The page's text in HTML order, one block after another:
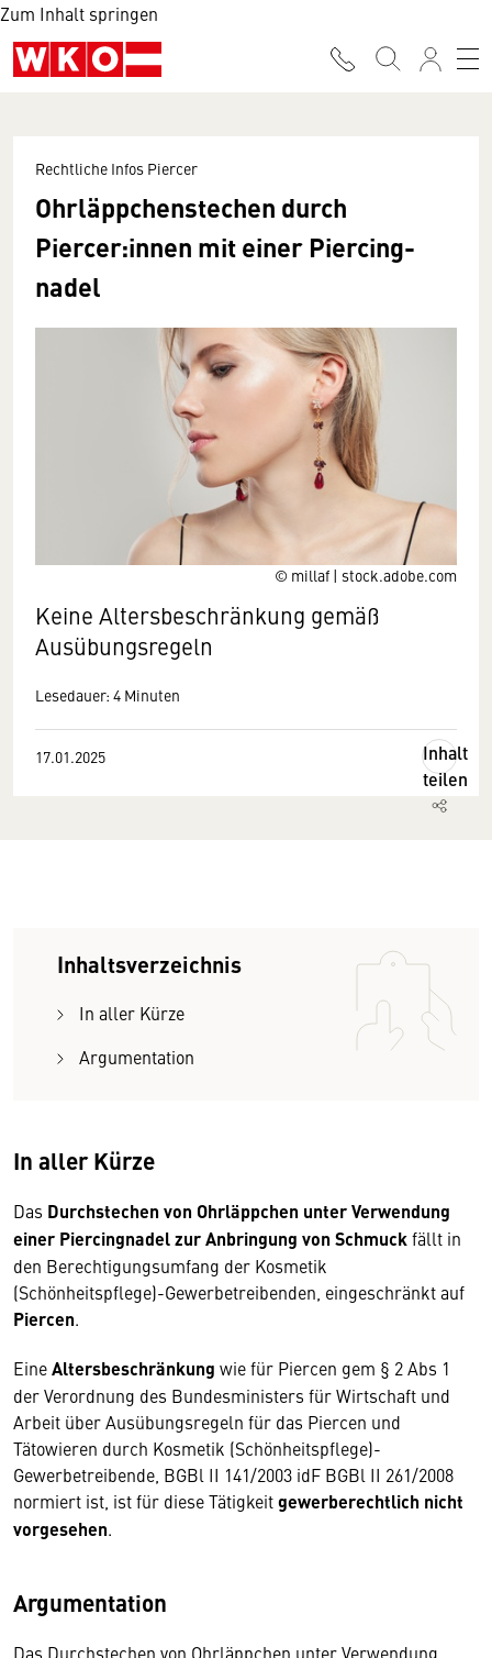
Zum Inhalt springen
© millaf | stock.adobe.com
Rechtliche Infos Piercer
Ohrläppchen­stechen durch
Piercer:innen mit einer Piercing­
nadel
Keine Altersbeschränkung gemäß
Ausübungsregeln
Lesedauer: 4 Minuten
17.01.2025
Inhalt
teilen
Inhaltsverzeichnis
In aller Kürze
Argumentation
In aller Kürze
Das Durchstechen von Ohrläppchen unter Verwendung
einer Piercingnadel zur Anbringung von Schmuckfällt in
den Berechtigungsumfang der Kosmetik
(Schönheitspflege)-Gewerbetreibenden, eingeschränkt auf
Piercen.
EineAltersbeschränkung wie für Piercen gem § 2 Abs 1
der Verordnung des Bundesministers für Wirtschaft und
Arbeit über Ausübungsregeln für das Piercen und
Tätowieren durch Kosmetik (Schönheitspflege)-
Gewerbetreibende, BGBl II 141/2003 idF BGBl II 261/2008
normiert ist, ist für diese Tätigkeitgewerberechtlich nicht
vorgesehen.
Argumentation
Das Durchstechen von Ohrläppchen unter Verwendung